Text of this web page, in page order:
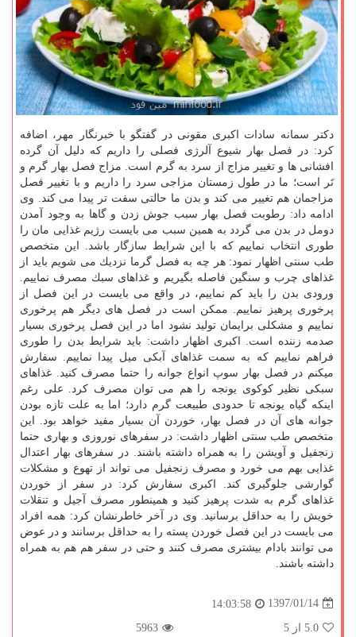
دكتر سمانه سادات اكبری مقونی در گفتگو با خبرنگار مهر، اضافه
كرد: در فصل بهار شیوع آلرژی فصلی را داریم كه دلیل آن گرده
افشانی ها و تغییر مزاج از سرد به گرم است. مزاج فصل بهار گرم و
تَر است؛ ما در طول زمستان مزاجی سرد را داریم و با تغییر فصل
مزاجمان هم تغییر می كند و بدن ما حالتی سفت تر پیدا می كند. وی
ادامه داد: رطوبت فصل بهار سبب جوش زدن و گاها به وجود آمدن
دومل در بدن می گردد به همین سبب می بایست رژیم غذایی مان را
طوری انتخاب نماییم كه با این شرایط سازگار باشد. این متخصص
طب سنتی اظهار نمود: هر چه به فصل گرما نزدیك می شویم باید از
غذاهای چرب و سنگین فاصله بگیریم و غذاهای سبك مصرف نماییم.
ورودی بدن را باید كم نماییم، در واقع می بایست در این فصل از
پرخوری پرهیز نماییم. ممكن است در فصل های دیگر هم پرخوری
نماییم و مشكلی برایمان تولید نشود اما در این فصل پرخوری بسیار
صدمه زننده است. اكبری اظهار داشت: باید شرایط بدن را طوری
فراهم نماییم كه به سمت غذاهای آبكی میل پیدا نماییم. سفارش
میكنم در فصل بهار سوپ انواع جوانه را حتما مصرف كنید. غذاهای
سبكی نظیر كوكوی یونجه را هم می توان مصرف كرد. علی رغم
اینكه گیاه یونجه تا حدودی طبیعت گرم دارد؛ اما به علت تازه بودن
جوانه های آن در فصل بهار، خوردن آن بسیار مفید خواهد بود. این
متخصص طب سنتی اظهار داشت: در سفرهای نوروزی و بهاری حتما
زنجفیل و آویشن را به همراه داشته باشند. در سفرهای بهار اعتدال
غذایی بهم می خورد و مصرف زنجفیل می تواند از تهوع و مشكلات
گوارشی جلوگیری كند. اكبری سفارش كرد: در سفر از خوردن
غذاهای گرم به شدت پرهیز كنید و همینطور مصرف آجیل و تنقلات
خویش را به حداقل برسانید. وی در آخر خاطرنشان كرد: همه افراد
می بایست در این فصل خوردن پسته را به حداقل برسانند و در عوض
می توانند بادام بیشتری مصرف كنند و حتی در سفر هم هم به همراه
داشته باشند.
1397/01/14
14:03:58
5.0 از 5
5963